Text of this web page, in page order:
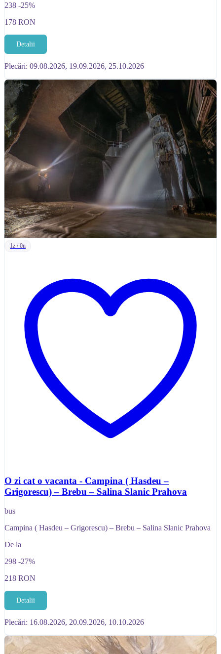
238 -25%
178 RON
Detalii
Plecări: 09.08.2026, 19.09.2026, 25.10.2026
1z / 0n
O zi cat o vacanta - Campina ( Hasdeu –
Grigorescu) – Brebu – Salina Slanic Prahova
bus
Campina ( Hasdeu – Grigorescu) – Brebu – Salina Slanic Prahova
De la
298 -27%
218 RON
Detalii
Plecări: 16.08.2026, 20.09.2026, 10.10.2026